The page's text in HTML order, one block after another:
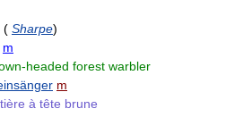
( Sharpe)
m
headed forest warbler
m
à tête brune